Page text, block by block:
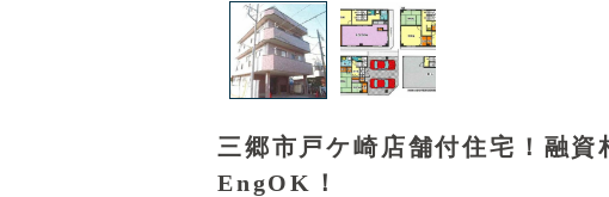
三郷市戸ケ崎店舗付住宅！融資
EngOK！